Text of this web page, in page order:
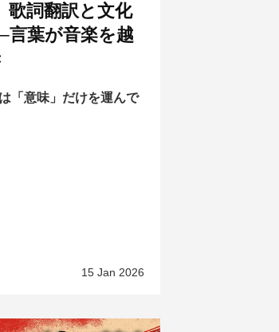
歌詞翻訳と文化
言葉が音楽を越
「意味」だけを運んで
15 Jan 2026